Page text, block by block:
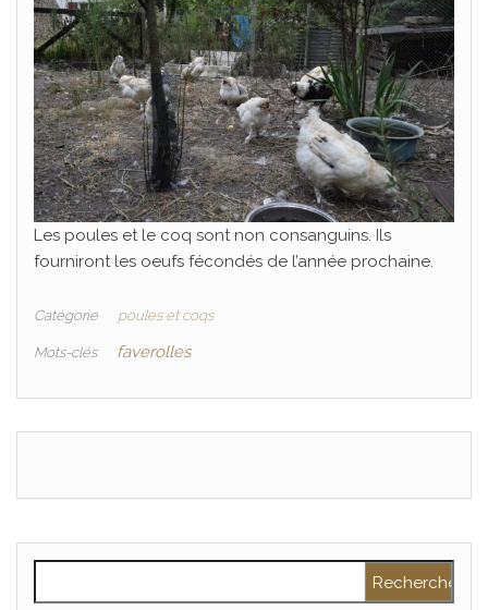
Les poules et le coq sont non consanguins. Ils
fourniront les oeufs fécondés de l’année prochaine.
Catégorie poules et coqs
Mots-clés faverolles